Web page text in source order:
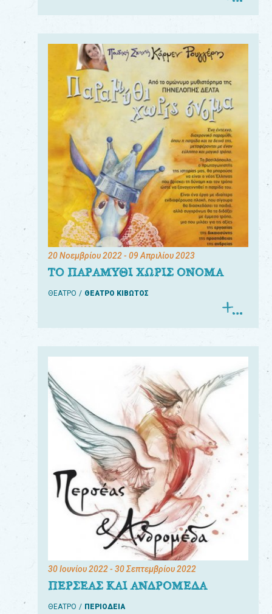
20 Νοεμβρίου 2022- 09 Απριλίου 2023
ΤΟ ΠΑΡΑΜΥΘΙ ΧΩΡΙΣ ΟΝΟΜΑ
ΘΕΑΤΡΟ ΘΕΑΤΡΟ ΚΙΒΩΤΟΣ
30 Ιουνίου 2022- 30 Σεπτεμβρίου 2022
ΠΕΡΣΕΑΣ ΚΑΙ ΑΝΔΡΟΜΕΔΑ
ΘΕΑΤΡΟ ΠΕΡΙΟΔΕΙΑ